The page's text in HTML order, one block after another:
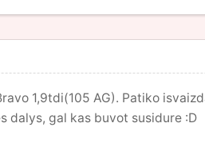
1,9tdi(105 AG). Patiko
dalys, gal kas buvot susidure :D